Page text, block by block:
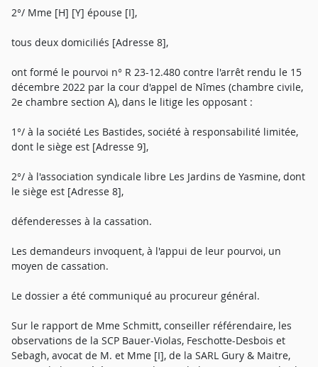
2°/ Mme [H] [Y] épouse [I],
tous deux domiciliés [Adresse 8],
ont formé le pourvoi n° R 23-12.480 contre l'arrêt rendu le 15
décembre 2022 par la cour d'appel de Nîmes (chambre civile,
2e chambre section A), dans le litige les opposant :
1°/ à la société Les Bastides, société à responsabilité limitée,
dont le siège est [Adresse 9],
2°/ à l'association syndicale libre Les Jardins de Yasmine, dont
le siège est [Adresse 8],
défenderesses à la cassation.
Les demandeurs invoquent, à l'appui de leur pourvoi, un
moyen de cassation.
Le dossier a été communiqué au procureur général.
Sur le rapport de Mme Schmitt, conseiller référendaire, les
observations de la SCP Bauer-Violas, Feschotte-Desbois et
Sebagh, avocat de M. et Mme [I], de la SARL Gury & Maitre,